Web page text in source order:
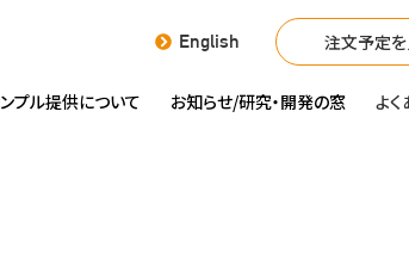
English 注文予定を
プル提供について お知らせ/研究・開発の窓 よ